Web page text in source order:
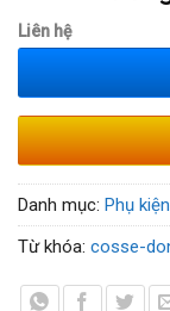
Liên hệ
Danh mục: Phụ
Từ khóa: cosse-